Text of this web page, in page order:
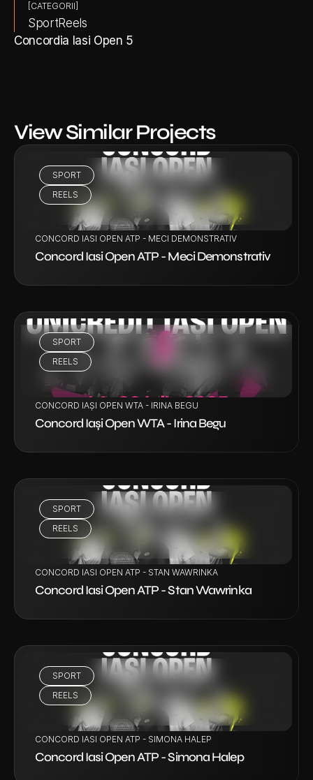
Concordia Iasi Open 5
[CATEGORII]
SportReels
View Similar Projects
SPORT
REELS
VEZI PROIECT
CONCORD IASI OPEN ATP - MECI DEMONSTRATIV
Concord Iasi Open ATP - Meci Demonstrativ
SPORT
REELS
VEZI PROIECT
CONCORD IAȘI OPEN WTA - IRINA BEGU
Concord Iași Open WTA - Irina Begu
SPORT
REELS
VEZI PROIECT
CONCORD IASI OPEN ATP - STAN WAWRINKA
Concord Iasi Open ATP - Stan Wawrinka
SPORT
REELS
VEZI PROIECT
CONCORD IASI OPEN ATP - SIMONA HALEP
Concord Iasi Open ATP - Simona Halep